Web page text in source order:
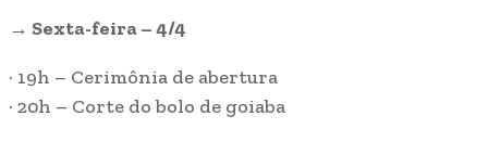
→ Sexta-feira – 4/4
· 19h – Cerimônia de abertura
· 20h – Corte do bolo de goiaba